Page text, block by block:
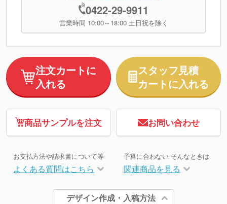
0422-29-9911
営業時間 10:00～18:00 土日祝を除く
注文カートに
入れる
スタッフ見積
カートに入れる
商品サンプルを注文 お問い合わせ
お支払方法や請求書について等
よくある質問はこちら
予算に合わない そんなときは
関連商品を見る
デザイン作成・入稿方法